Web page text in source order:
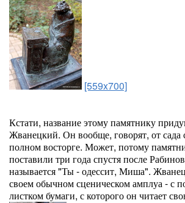
[559x700]
Кстати, название этому памятнику
Жванецкий. Он вообще, говорят, от сада
полном восторге. Может, потому
поставили три года спустя после
называется "Ты - одессит, Миша".
своем обычном сценическом амплуа - с
листком бумаги, с которого он читает